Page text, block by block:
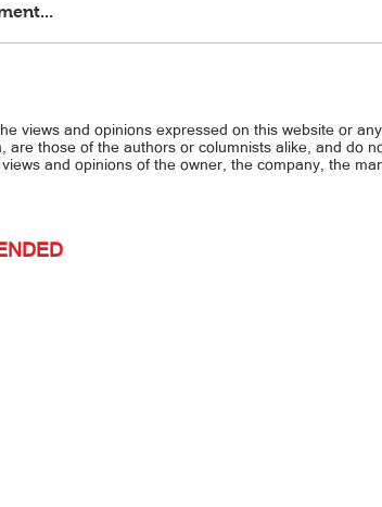
views and opinions expressed on this website or
are those of the authors or columnists alike, and do
and opinions of the owner, the company, the